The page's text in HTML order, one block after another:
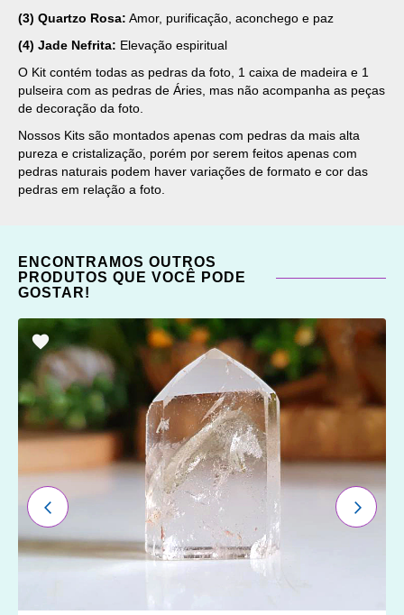
(3) Quartzo Rosa: Amor, purificação, aconchego e paz
(4) Jade Nefrita: Elevação espiritual
O Kit contém todas as pedras da foto, 1 caixa de madeira e 1
pulseira com as pedras de Áries, mas não acompanha as peças
de decoração da foto.
Nossos Kits são montados apenas com pedras da mais alta
pureza e cristalização, porém por serem feitos apenas com
pedras naturais podem haver variações de formato e cor das
pedras em relação a foto.
ENCONTRAMOS OUTROS
PRODUTOS QUE VOCÊ PODE
GOSTAR!
OS
FAVORITOS
ANTERIOR